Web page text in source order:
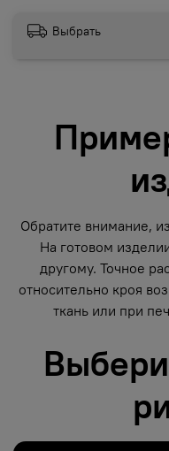
Выбрать
Обратите внимание,
На готовом
другому. Точное
относительно кроя
ткань или при